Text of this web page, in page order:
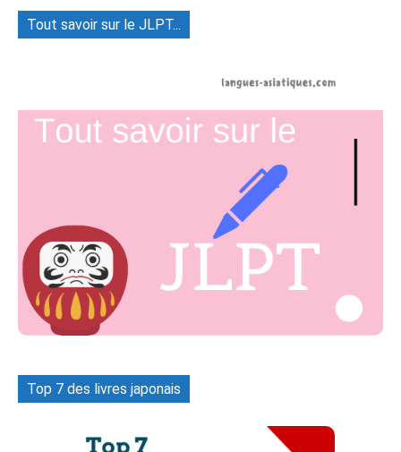
Tout savoir sur le JLPT...
Top 7 des livres japonais